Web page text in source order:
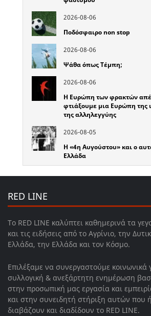
2026-08-06
Ποδόσφαιρο non stop
2026-08-06
Ψάθα όπως Τέμπη;
2026-08-06
Η Ευρώπη των φρακτών
φτιάξουμε μια Ευρώπη της
της αλληλεγγύης
2026-08-05
Η «4η Αυγούστου» και ο
Ελλάδα
RED LINE
Το RED LINE καλύπτει καθημερινά τα
και τις ειδήσεις από το Αγρίνιο, την
Ελλάδα, την Ελλάδα και τον Κόσμο.
Επιλέξαμε να συνεργαστούμε κοινωνικά
συλλογική & ανεξάρτητη ενημέρωση
στην προσωπική μας εργασία και
και στην συνειδητή στήριξη αυτών που
διαβάζουν και διαδίδουν το RED LINE.